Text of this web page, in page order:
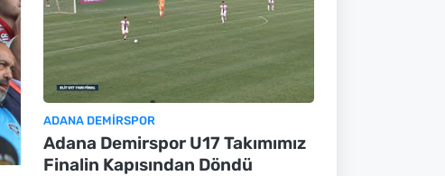
ADANA DEMIRSPOR
Adana Demirspor U17 Takımımız
Finalin Kapısından Döndü